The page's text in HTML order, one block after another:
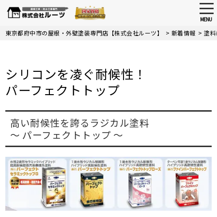
Skip
MENU
東京都府中市の屋根・外壁塗装専門店【株式会社ルーツ】 > 新着情報 >塗
シリコンを凌ぐ耐候性！
パーフェクトトップ
高い耐候性を誇るラジカル塗料
～ パーフェクトトップ ～